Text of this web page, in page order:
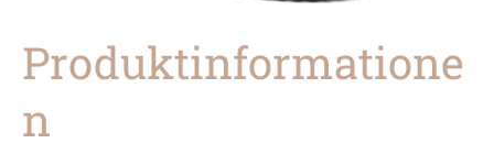
Produktinformatione
n